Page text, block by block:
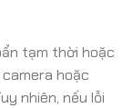
tạm thời hoặc
camera hoặc
nhiên, nếu lỗi